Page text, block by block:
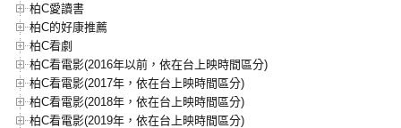
柏C愛讀書
柏C的好康推薦
柏C看劇
柏C看電影(2016年以前，依在台上映時間區分)
柏C看電影(2017年，依在台上映時間區分)
柏C看電影(2018年，依在台上映時間區分)
柏C看電影(2019年，依在台上映時間區分)